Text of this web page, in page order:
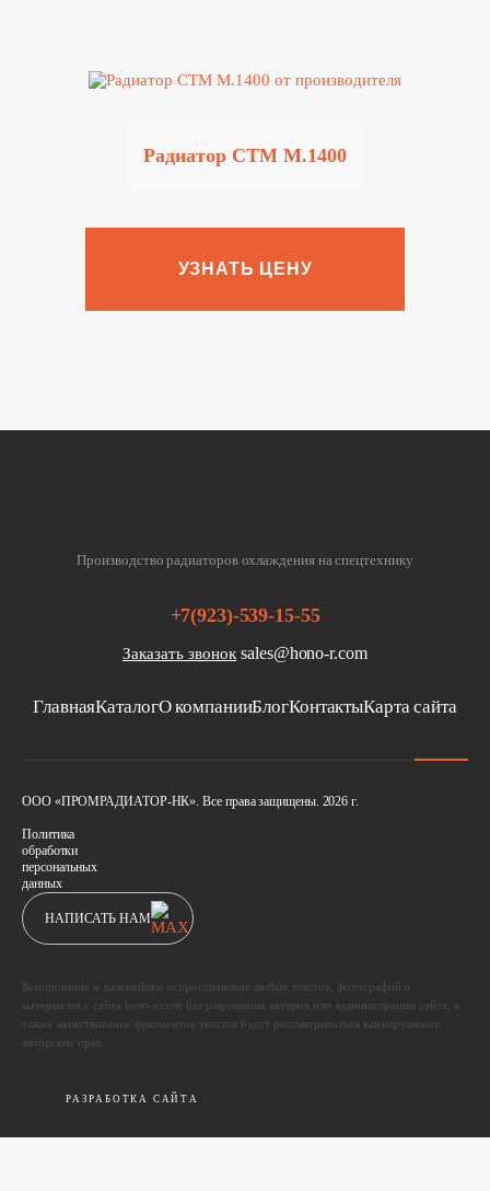
Радиатор CTM M.1400
УЗНАТЬ ЦЕНУ
Производство радиаторов охлаждения на спецтехнику
ГлавнаяКаталогО компанииБлогКонтактыКарта сайта
+7(923)-539-15-55
Заказать звонок sales@hono-r.com
ООО «ПРОМРАДИАТОР-НК». Все права защищены. 2026 г.
Политика
обработки
персональных
данных
НАПИСАТЬ НАМ
Копирование и дальнейшее испространение любых текстов, фотографий и
материалов с сайта hono-r.com без разрешения авторов или администрации сайта, а
также заимствование фрагментов текстов будет рассматриваться как нарушение
авторских прав.
РАЗРАБОТКА САЙТА